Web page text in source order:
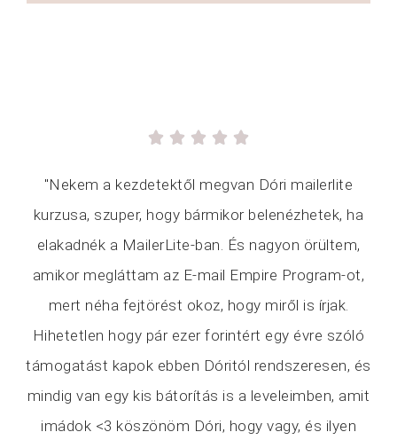
    
"Nekem a kezdetektől megvan Dóri mailerlite
kurzusa, szuper, hogy bármikor belenézhetek, ha
elakadnék a MailerLite-ban. És nagyon örültem,
amikor megláttam az E-mail Empire Program-ot,
mert néha fejtörést okoz, hogy miről is írjak.
Hihetetlen hogy pár ezer forintért egy évre szóló
támogatást kapok ebben Dóritól rendszeresen, és
mindig van egy kis bátorítás is a leveleimben, amit
imádok <3 köszönöm Dóri, hogy vagy, és ilyen